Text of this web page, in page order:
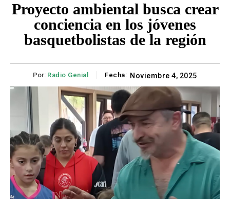
Proyecto ambiental busca crear
conciencia en los jóvenes
basquetbolistas de la región
Por: Radio Genial Fecha: Noviembre 4, 2025